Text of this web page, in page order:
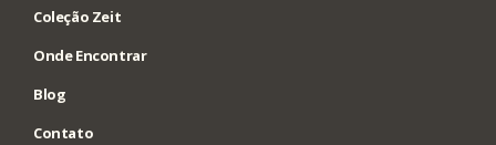
Coleção Zeit
Onde Encontrar
Blog
Contato